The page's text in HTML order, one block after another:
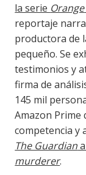
la serie Orange
reportaje
productora de
pequeño. Se
testimonios y
firma de
145 mil
Amazon Prime
competencia y
The Guardian
murderer.